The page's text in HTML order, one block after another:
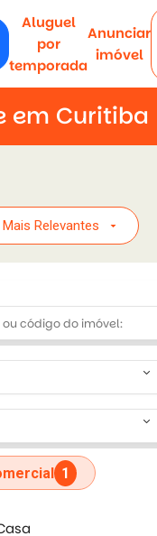
Aluguel
por
temporada
Anunciar
imóvel
em Curitiba
Mais Relevantes arrow_drop_down
keyboard_arrow_down
keyboard_arrow_down
1